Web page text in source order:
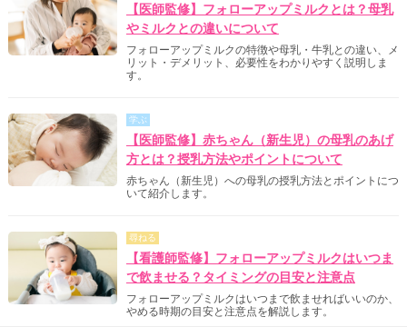
【医師監修】フォローアップミルクとは？母乳
やミルクとの違いについて
フォローアップミルクの特徴や母乳・牛乳との違い、メ
リット・デメリット、必要性をわかりやすく説明しま
す。
学ぶ
【医師監修】赤ちゃん（新生児）の母乳のあげ
方とは？授乳方法やポイントについて
赤ちゃん（新生児）への母乳の授乳方法とポイントにつ
いて紹介します。
尋ねる
【看護師監修】フォローアップミルクはいつま
で飲ませる？タイミングの目安と注意点
フォローアップミルクはいつまで飲ませればいいのか、
やめる時期の目安と注意点を解説します。